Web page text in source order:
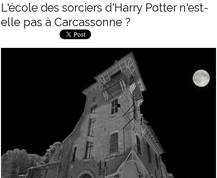
L'école des sorciers d'Harry Potter n'est-
elle pas à Carcassonne ?